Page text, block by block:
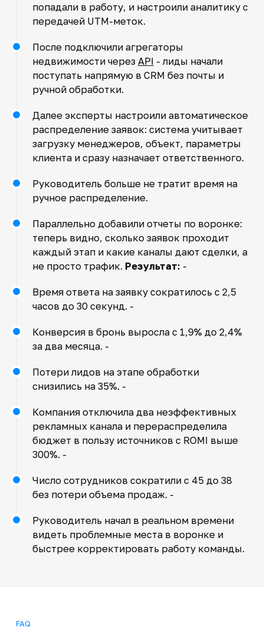
попадали в работу, и настроили аналитику с
передачей UTM-меток.
После подключили агрегаторы
недвижимости через API - лиды начали
поступать напрямую в CRM без почты и
ручной обработки.
Далее эксперты настроили автоматическое
распределение заявок: система учитывает
загрузку менеджеров, объект, параметры
клиента и сразу назначает ответственного.
Руководитель больше не тратит время на
ручное распределение.
Параллельно добавили отчеты по воронке:
теперь видно, сколько заявок проходит
каждый этап и какие каналы дают сделки, а
не просто трафик. Результат: -
Время ответа на заявку сократилось с 2,5
часов до 30 секунд. -
Конверсия в бронь выросла с 1,9% до 2,4%
за два месяца. -
Потери лидов на этапе обработки
снизились на 35%. -
Компания отключила два неэффективных
рекламных канала и перераспределила
бюджет в пользу источников с ROMI выше
300%. -
Число сотрудников сократили с 45 до 38
без потери объема продаж. -
Руководитель начал в реальном времени
видеть проблемные места в воронке и
быстрее корректировать работу команды.
FAQ